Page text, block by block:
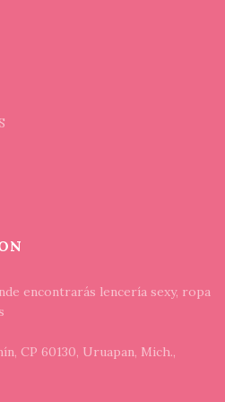
encontrarás lencería sexy, ropa
CP 60130, Uruapan, Mich.,